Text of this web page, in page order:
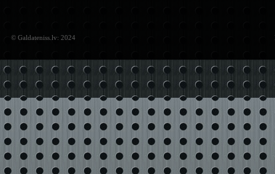
© Galdateniss.lv: 2024